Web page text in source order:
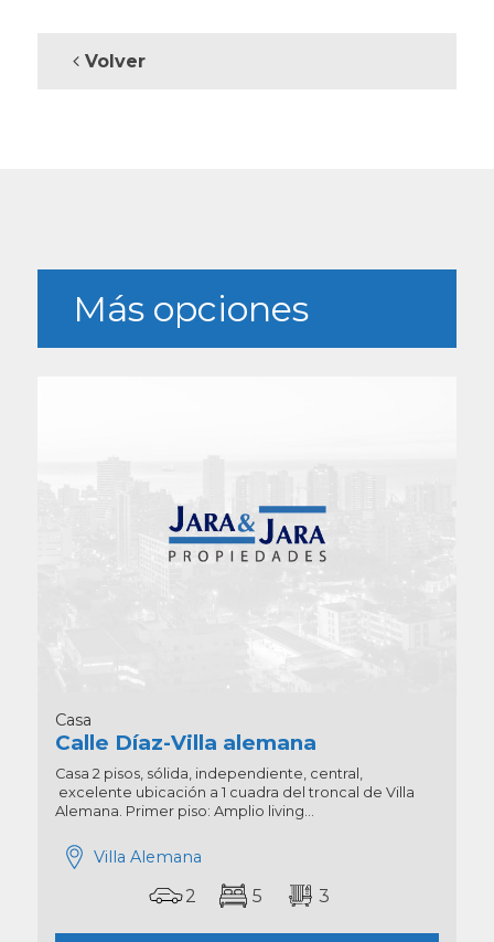
Volver
Más opciones
Casa
Calle Díaz-Villa alemana
Casa 2 pisos, sólida, independiente, central,
excelente ubicación a 1 cuadra del troncal de Villa
Alemana. Primer piso: Amplio living...
Villa Alemana
2 5 3